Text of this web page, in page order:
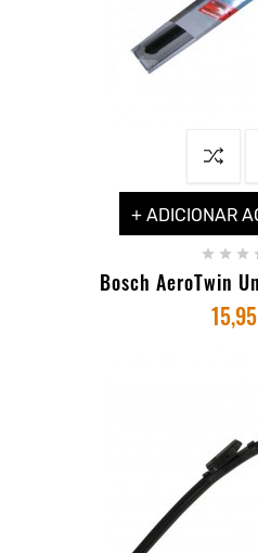
+ ADICIONAR
  
Bosch AeroTwin